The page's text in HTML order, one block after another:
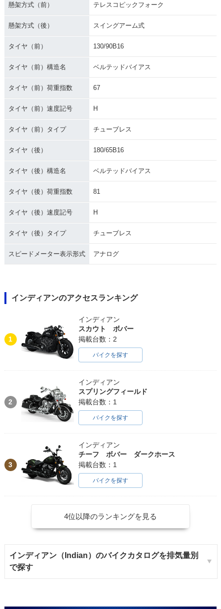
懸架方式（前） テレスコピックフォーク
懸架方式（後） スイングアーム式
タイヤ（前） 130/90B16
タイヤ（前）構造名 ベルテッドバイアス
タイヤ（前）荷重指数 67
タイヤ（前）速度記号 H
タイヤ（前）タイプ チューブレス
タイヤ（後） 180/65B16
タイヤ（後）構造名 ベルテッドバイアス
タイヤ（後）荷重指数 81
タイヤ（後）速度記号 H
タイヤ（後）タイプ チューブレス
スピードメーター表示形式 アナログ
インディアンのアクセスランキング
1
インディアン
スカウト ボバー
掲載台数：2
バイクを探す
2
インディアン
スプリングフィールド
掲載台数：1
バイクを探す
3
インディアン
チーフ ボバー ダークホース
掲載台数：1
バイクを探す
4位以降のランキングを見る
インディアン（Indian）のバイクカタログを排気量別
で探す